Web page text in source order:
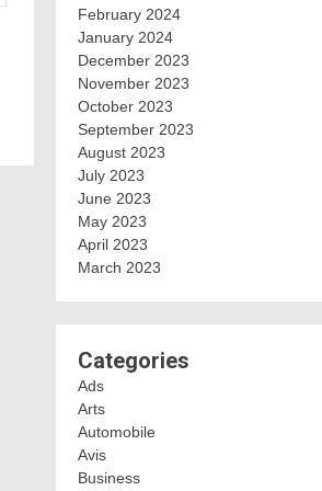
February 2024
January 2024
December 2023
November 2023
October 2023
September 2023
August 2023
July 2023
June 2023
May 2023
April 2023
March 2023
Categories
Ads
Arts
Automobile
Avis
Business